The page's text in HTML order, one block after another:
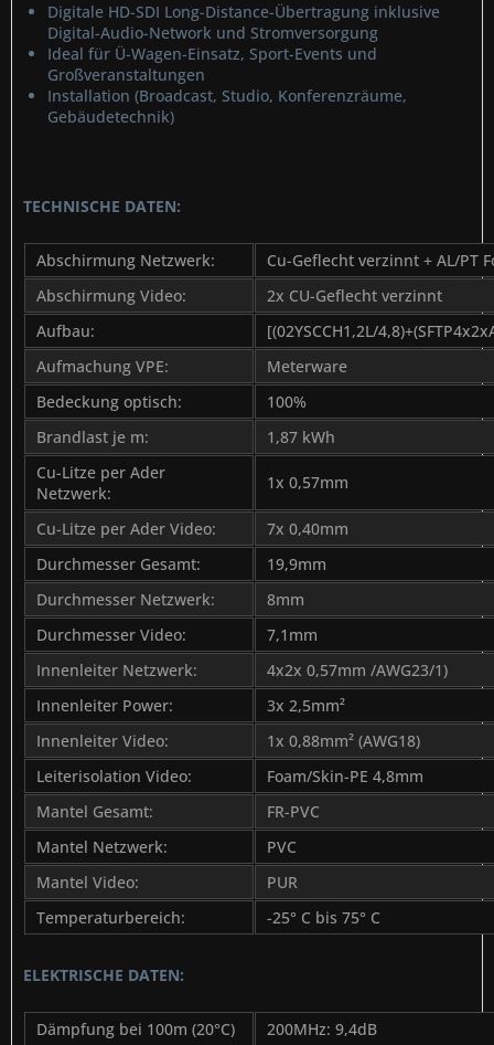
Digitale HD-SDI Long-Distance-Übertragung inklusive
Digital-Audio-Network und Stromversorgung
Ideal für Ü-Wagen-Einsatz, Sport-Events und
Großveranstaltungen
Installation (Broadcast, Studio, Konferenzräume,
Gebäudetechnik)
TECHNISCHE DATEN:
Abschirmung Netzwerk:
Cu-Geflecht verzinnt + AL/PT
Abschirmung Video:
2x CU-Geflecht verzinnt
Aufbau:
[(02YSCCH1,2L/
Aufmachung VPE:
Meterware
Bedeckung optisch:
100%
Brandlast je m:
1,87 kWh
Cu-Litze per Ader
Netzwerk:
1x 0,57mm
Cu-Litze per Ader Video:
7x 0,40mm
Durchmesser Gesamt:
19,9mm
Durchmesser Netzwerk:
8mm
Durchmesser Video:
7,1mm
Innenleiter Netzwerk:
4x2x 0,57mm /AWG23/1)
Innenleiter Power:
3x 2,5mm²
Innenleiter Video:
1x 0,88mm² (AWG18)
Leiterisolation Video:
Foam/Skin-PE 4,8mm
Mantel Gesamt:
FR-PVC
Mantel Netzwerk:
PVC
Mantel Video:
PUR
Temperaturbereich:
-25° C bis 75° C
ELEKTRISCHE DATEN:
Dämpfung bei 100m (20°C) 200MHz: 9,4dB